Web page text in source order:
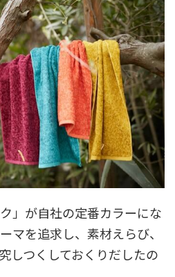
」が自社の定番カラーにな
マを追求し、素材えらび、
しつくしておくりだしたの